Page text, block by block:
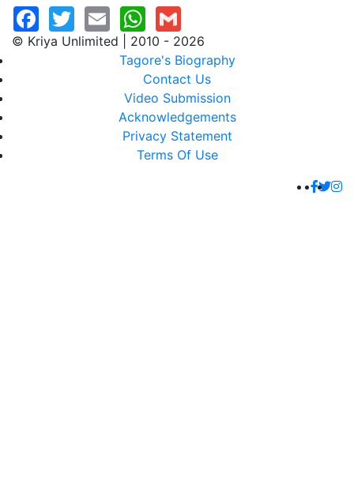
© Kriya Unlimited | 2010 - 2026
Tagore's Biography
Contact Us
Video Submission
Acknowledgements
Privacy Statement
Terms Of Use